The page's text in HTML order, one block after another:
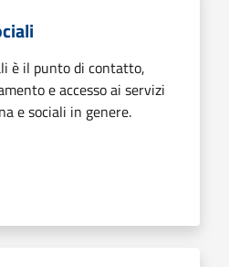
è il punto di contatto,
e accesso ai servizi
e sociali in genere.